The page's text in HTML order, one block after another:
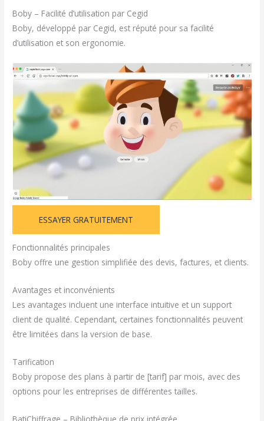
Boby – Facilité d’utilisation par Cegid
Boby, développé par Cegid, est réputé pour sa facilité
d’utilisation et son ergonomie.
ESSAYER GRATUITEMENT
Fonctionnalités principales
Boby offre une gestion simplifiée des devis, factures, et clients.
Avantages et inconvénients
Les avantages incluent une interface intuitive et un support
client de qualité. Cependant, certaines fonctionnalités peuvent
être limitées dans la version de base.
Tarification
Boby propose des plans à partir de [tarif] par mois, avec des
options pour les entreprises de différentes tailles.
BatiChiffrage – Bibliothèque de prix intégrée